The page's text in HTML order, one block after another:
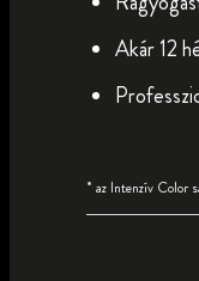
Akár 12
* az Intenzív Color